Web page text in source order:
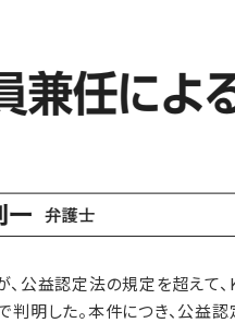
公益認定法の規定を超えて
明した。本件につき、公益